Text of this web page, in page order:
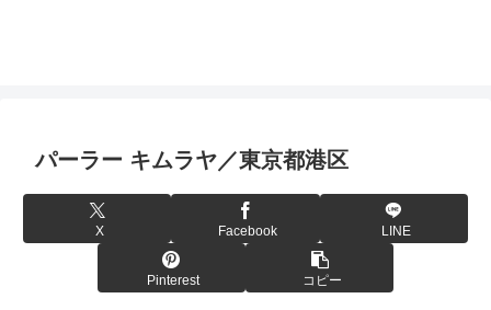
パーラー キムラヤ／東京都港区
X Facebook LINE
Pinterest コピー